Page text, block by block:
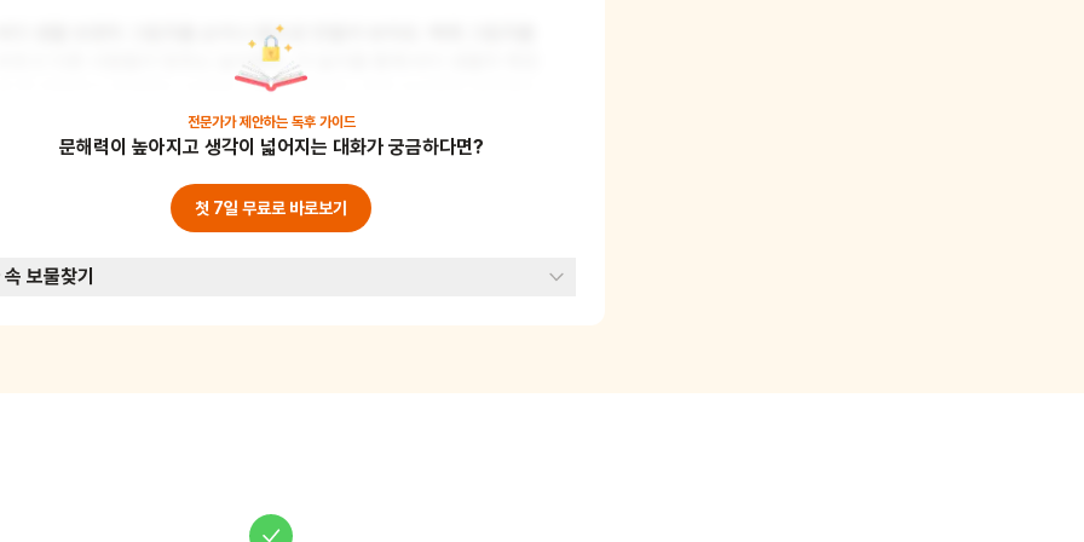
다 생물 모양의 그림자를 손이나 몸으로 만들어 보아요. 벽에 그림자를
추고 다른 사람들이 맞추는 놀이예요. 이 놀이를 통해 바다 생물의 특징
잘 관찰하고 표현하는 능력을 기를 수 있어요. 또한 상상력과 창의력도
울 수 있죠. 준비물: 손전등, 흰 벽이나 천
전문가가 제안하는 독후 가이드
문해력이 높아지고 생각이 넓어지는 대화가 궁금하다면?
첫 7일 무료로 바로보기
보물찾기